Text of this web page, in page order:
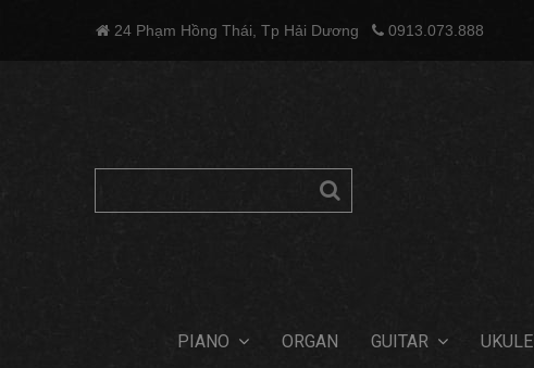
 24 Phạm Hồng Thái, Tp Hải Dương  0913.073.888
PIANO ORGAN GUITAR